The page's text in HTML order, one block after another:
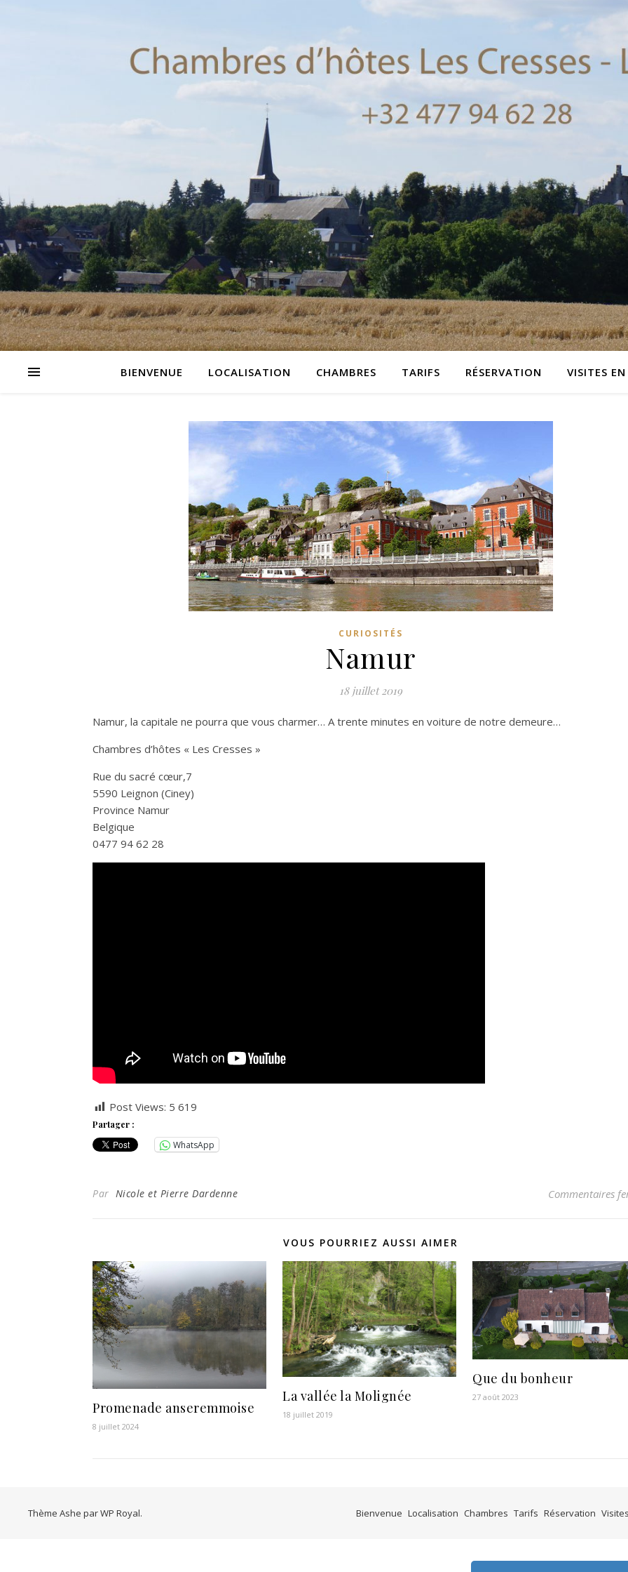
BIENVENUE LOCALISATION CHAMBRES TARIFS RÉSERVATION VISITES
CURIOSITÉS
Namur
18 juillet 2019
Namur, la capitale ne pourra que vous charmer… A trente minutes en voiture de notre demeure…
Chambres d’hôtes « Les Cresses »
Rue du sacré cœur,7
5590 Leignon (Ciney)
Province Namur
Belgique
0477 94 62 28
Post Views: 5 619
Partager :
WhatsApp
Par Nicole et Pierre Dardenne Commentaires
VOUS POURRIEZ AUSSI AIMER
Promenade anseremmoise
8 juillet 2024
La vallée la Molignée
18 juillet 2019
Que du bonheur
27 août 2023
Bienvenue Localisation Chambres Tarifs Réservation
Thème Ashe parWP Royal.